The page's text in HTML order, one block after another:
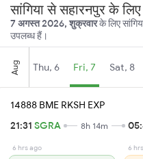
सांगिया से सहारनपुर के
7 अगस्त 2026, शुक्रवारके लिए
उपलब्ध हैं।
Aug Thu, 6 Fri, 7 Sat, 8
14888 BME RKSH EXP
21:31 SGRA 8h 14m
6 hrs ago 6